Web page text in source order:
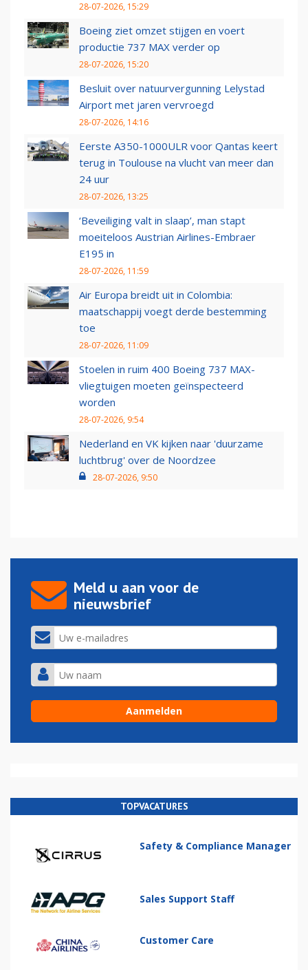
28-07-2026, 15:29
Boeing ziet omzet stijgen en voert
productie 737 MAX verder op
28-07-2026, 15:20
Besluit over natuurvergunning Lelystad
Airport met jaren vervroegd
28-07-2026, 14:16
Eerste A350-1000ULR voor Qantas keert
terug in Toulouse na vlucht van meer dan
24 uur
28-07-2026, 13:25
‘Beveiliging valt in slaap’, man stapt
moeiteloos Austrian Airlines-Embraer
E195 in
28-07-2026, 11:59
Air Europa breidt uit in Colombia:
maatschappij voegt derde bestemming
toe
28-07-2026, 11:09
Stoelen in ruim 400 Boeing 737 MAX-
vliegtuigen moeten geïnspecteerd
worden
28-07-2026, 9:54
Nederland en VK kijken naar 'duurzame
luchtbrug' over de Noordzee
28-07-2026, 9:50
Meld u aan voor de
nieuwsbrief
TOPVACATURES
Safety & Compliance Manager
Sales Support Staff
Customer Care